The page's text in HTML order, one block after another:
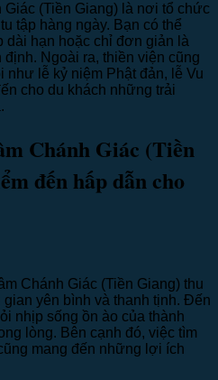
(Tiền Giang) là nơi tổ chức
tập hàng ngày. Bạn có thể
dài hạn hoặc chỉ đơn giản là
Ngoài ra, thiền viện cũng
lễ kỷ niệm Phật đản, lễ Vu
cho du khách những trải
Chánh Giác (Tiền
đến hấp dẫn cho
Chánh Giác (Tiền Giang) thu
gian yên bình và thanh tịnh. Đến
nhịp sống ồn ào của thành
lòng. Bên cạnh đó, việc tìm
mang đến những lợi ích